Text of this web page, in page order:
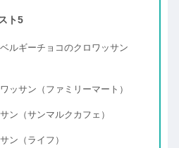
ト5
ルギーチョコのクロワッサン
ッサン（ファミリーマート）
ン（サンマルクカフェ）
ン（ライフ）